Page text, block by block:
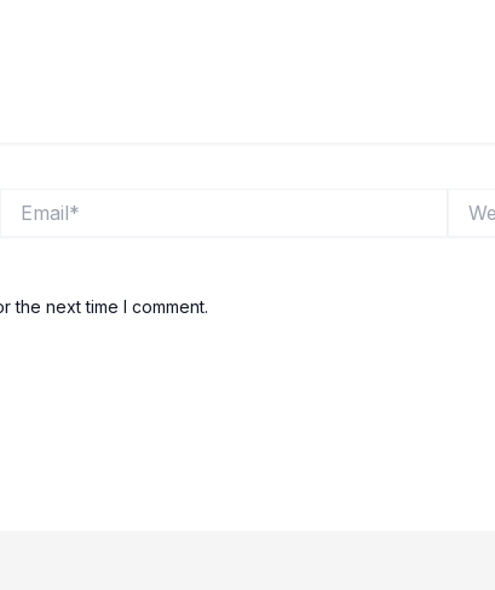
the next time I comment.